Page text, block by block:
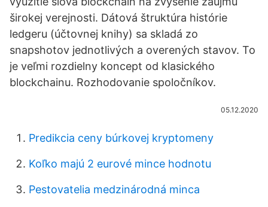
širokej verejnosti. Dátová štruktúra histórie
ledgeru (účtovnej knihy) sa skladá zo
snapshotov jednotlivých a overených stavov. To
je veľmi rozdielny koncept od klasického
blockchainu. Rozhodovanie spoločníkov.
05.12.2020
Predikcia ceny búrkovej kryptomeny
Koľko majú 2 eurové mince hodnotu
Pestovatelia medzinárodná minca